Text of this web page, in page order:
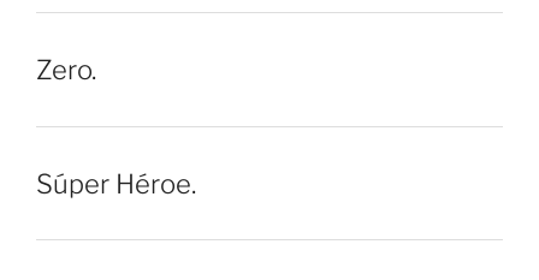
Zero.
Súper Héroe.